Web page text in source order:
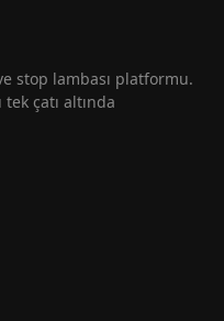
stop lambası platformu.
çatı altında